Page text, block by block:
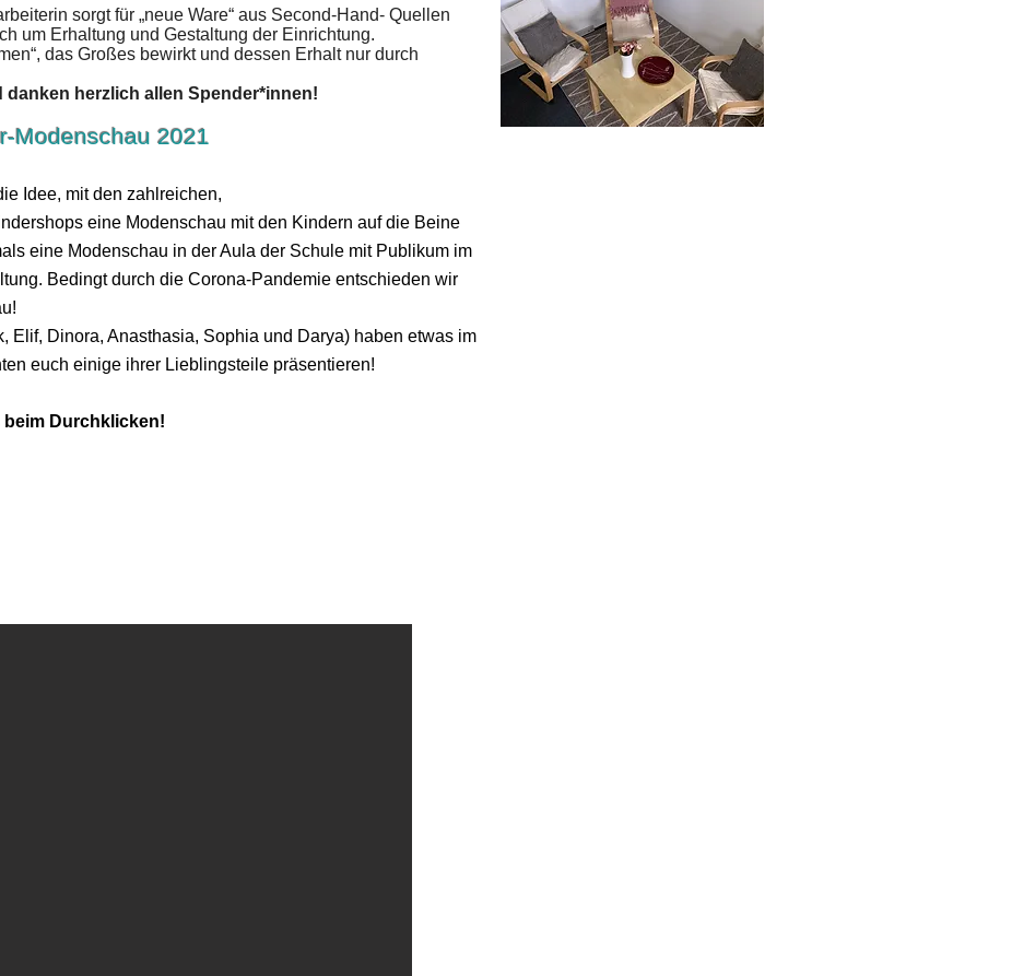
sorgt für „neue Ware“ aus Second-Hand- Quellen
um Erhaltung und Gestaltung der Einrichtung.
das Großes bewirkt und dessen Erhalt nur durch
herzlich allen Spender*innen!
Modenschau 2021
Idee, mit den zahlreichen,
eine Modenschau mit den Kindern auf die Beine
eine Modenschau in der Aula der Schule mit Publikum im
Bedingt durch die Corona-Pandemie entschieden wir
Elif, Dinora, Anasthasia, Sophia und Darya) haben etwas im
euch einige ihrer Lieblingsteile präsentieren!
Durchklicken!